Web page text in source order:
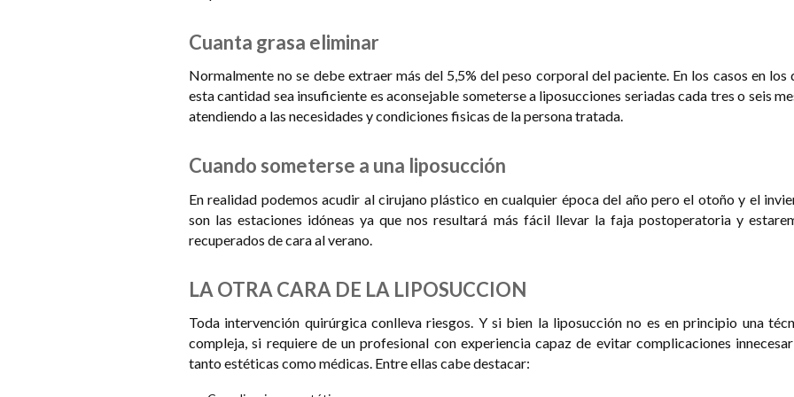
Cuanta grasa eliminar
Normalmente no se debe extraer más del 5,5% del peso corporal del paciente. En los casos en los
esta cantidad sea insuficiente es aconsejable someterse a liposucciones seriadas cada tres o seis
atendiendo a las necesidades y condiciones fisicas de la persona tratada.
Cuando someterse a una liposucción
En realidad podemos acudir al cirujano plástico en cualquier época del año pero el otoño y el
son las estaciones idóneas ya que nos resultará más fácil llevar la faja postoperatoria y
recuperados de cara al verano.
LA OTRA CARA DE LA LIPOSUCCION
Toda intervención quirúrgica conlleva riesgos. Y si bien la liposucción no es en principio una
compleja, si requiere de un profesional con experiencia capaz de evitar complicaciones
tanto estéticas como médicas. Entre ellas cabe destacar: